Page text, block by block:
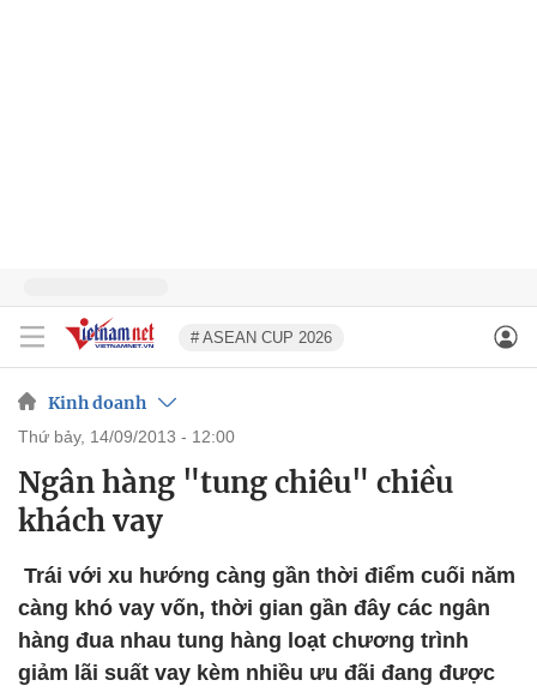
# ASEAN CUP 2026
Kinh doanh
thứ bảy, 14/09/2013 - 12:00
Ngân hàng "tung chiêu" chiều
khách vay
Trái với xu hướng càng gần thời điểm cuối năm
càng khó vay vốn, thời gian gần đây các ngân
hàng đua nhau tung hàng loạt chương trình
giảm lãi suất vay kèm nhiều ưu đãi đang được